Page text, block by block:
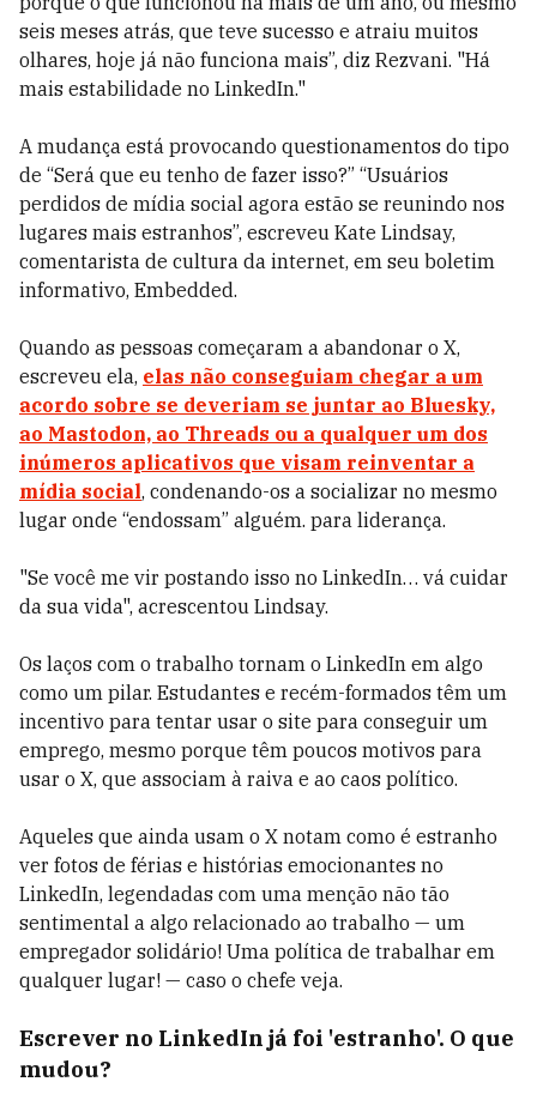
seis meses atrás, que teve sucesso e atraiu muitos
olhares, hoje já não funciona mais”, diz Rezvani. "Há
mais estabilidade no LinkedIn."
A mudança está provocando questionamentos do tipo
de “Será que eu tenho de fazer isso?” “Usuários
perdidos de mídia social agora estão se reunindo nos
lugares mais estranhos”, escreveu Kate Lindsay,
comentarista de cultura da internet, em seu boletim
informativo, Embedded.
Quando as pessoas começaram a abandonar o X,
escreveu ela, elas não conseguiam chegar a um
acordo sobre se deveriam se juntar ao Bluesky,
ao Mastodon, ao Threads ou a qualquer um dos
inúmeros aplicativos que visam reinventar a
mídia social, condenando-os a socializar no mesmo
lugar onde “endossam” alguém. para liderança.
"Se você me vir postando isso no LinkedIn… vá cuidar
da sua vida", acrescentou Lindsay.
Os laços com o trabalho tornam o LinkedIn em algo
como um pilar. Estudantes e recém-formados têm um
incentivo para tentar usar o site para conseguir um
emprego, mesmo porque têm poucos motivos para
usar o X, que associam à raiva e ao caos político.
Aqueles que ainda usam o X notam como é estranho
ver fotos de férias e histórias emocionantes no
LinkedIn, legendadas com uma menção não tão
sentimental a algo relacionado ao trabalho — um
empregador solidário! Uma política de trabalhar em
qualquer lugar! — caso o chefe veja.
Escrever no LinkedIn já foi 'estranho'. O que
mudou?